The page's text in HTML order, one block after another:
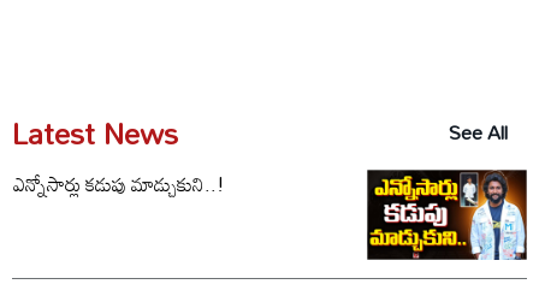
Latest News
See All
ఎన్నోసార్లు కడుపు మాడ్చుకుని..!